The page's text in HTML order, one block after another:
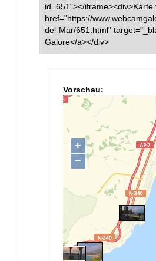
id=651"></iframe><div>Karte
href="https://
del-Mar/651.html"
Galore</a></div>
Vorschau: